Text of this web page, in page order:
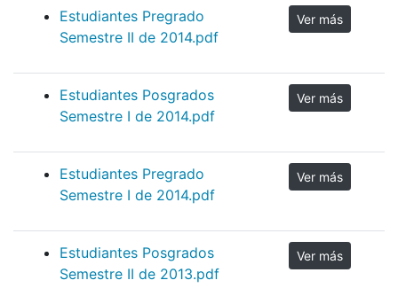
Estudiantes Pregrado
Semestre II de 2014.pdf
Ver más
Estudiantes Posgrados
Semestre I de 2014.pdf
Ver más
Estudiantes Pregrado
Semestre I de 2014.pdf
Ver más
Estudiantes Posgrados
Semestre II de 2013.pdf
Ver más